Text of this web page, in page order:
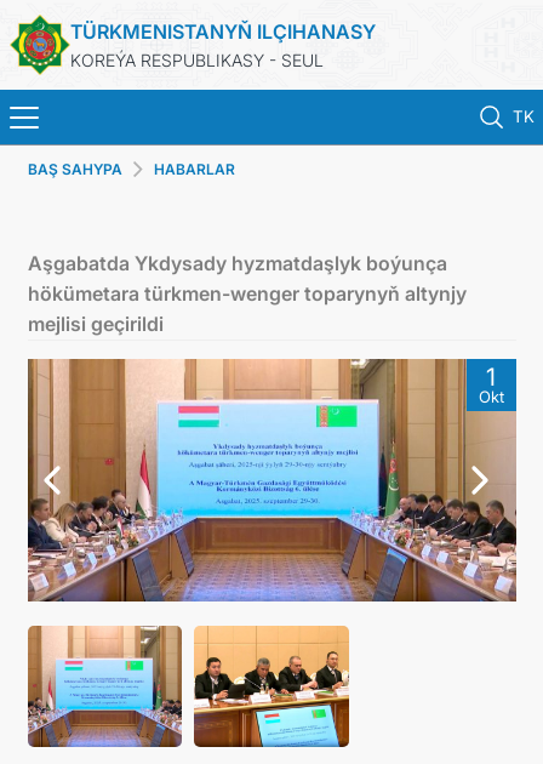
TÜRKMENISTANYŇ ILÇIHANASY
KOREÝA RESPUBLIKASY - SEUL
TK
BAŞ SAHYPA
KONSULLYK HYZMATLARY
ONLAÝN KONSULLYK HASABA DURMAK
TÜRKMENISTAN
ARAGATNAŞYK
SYÝAHATÇYLYK
BAŞ SAHYPA HABARLAR
Aşgabatda Ykdysady hyzmatdaşlyk boýunça
hökümetara türkmen-wenger toparynyň altynjy
mejlisi geçirildi
1
Okt